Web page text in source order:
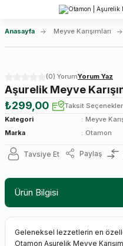
Anasayfa Meyve Karışımları
(0) YorumYorum Yaz
Aşurelik Meyve
₺299,00
Taksit
Kategori
Meyve
Marka
Otamon
Tavsiye Et Paylaş
Ürün Bilgisi
Geleneksel lezzetlerin en
Otamon Aşurelik Meyve